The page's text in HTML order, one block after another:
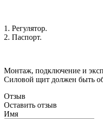
1. Регулятор.
2. Паспорт.
Монтаж, подключение и
Силовой щит должен быть
Отзыв
Оставить отзыв
Имя